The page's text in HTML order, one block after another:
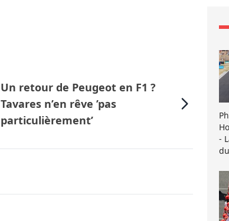
Un retour de Peugeot en F1 ?
Tavares n’en rêve ’pas
particulièrement’
-